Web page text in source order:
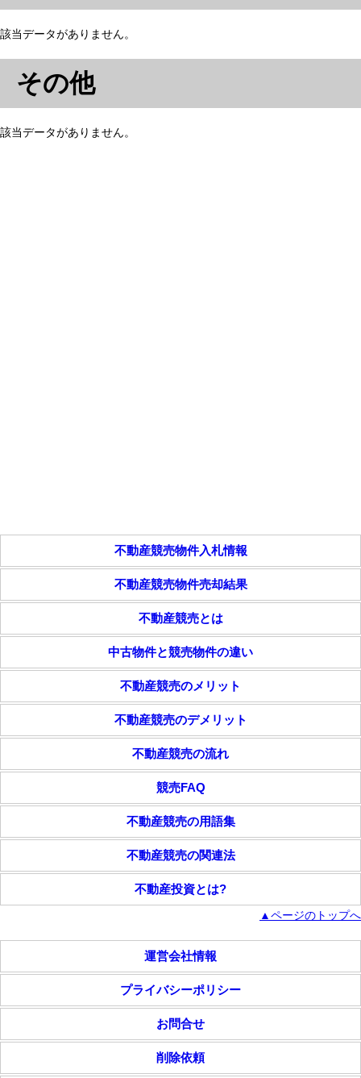
該当データがありません。
その他
該当データがありません。
不動産競売物件入札情報
不動産競売物件売却結果
不動産競売とは
中古物件と競売物件の違い
不動産競売のメリット
不動産競売のデメリット
不動産競売の流れ
競売FAQ
不動産競売の用語集
不動産競売の関連法
不動産投資とは?
▲ページのトップへ
運営会社情報
プライバシーポリシー
お問合せ
削除依頼